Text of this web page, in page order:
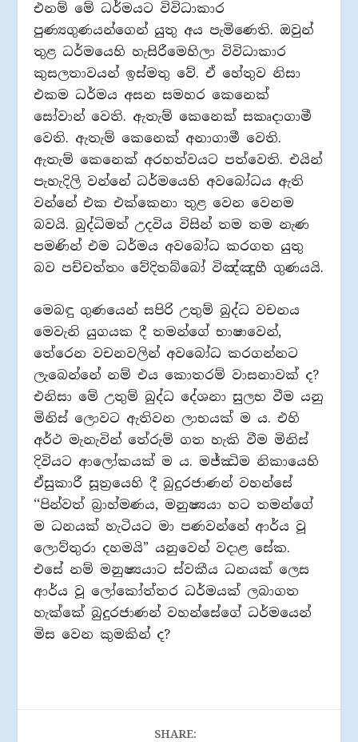
එනම් මේ ධර්මයට විවිධාකාර
පුණ්‍යගුණයන්ගෙන් යුතු අය පැමිණෙති. ඔවුන්
තුළ ධර්මයෙහි හැසිරීමෙහිලා විවිධාකාර
කුසලතාවයන් ඉස්මතු වේ. ඒ හේතුව නිසා
එකම ධර්මය අසන සමහර කෙනෙක්
සෝවාන් වෙති. ඇතැම් කෙනෙක් සකෘදාගාමී
වෙති. ඇතැම් කෙනෙක් අනාගාමී වෙති.
ඇතැම් කෙනෙක් අරහත්වයට පත්වෙති. එයින්
පැහැදිලි වන්නේ ධර්මයෙහි අවබෝධය ඇති
වන්නේ එක එක්කෙනා තුළ වෙන වෙනම
බවයි. බුද්ධිමත් උදවිය විසින් තම තම නැණ
පමණින් එම ධර්මය අවබෝධ කරගත යුතු
බව පච්චත්තං වේදිතබ්බෝ විඤ්ඤූහී ගුණයයි.
මෙබඳු ගුණයෙන් සපිරි උතුම් බුද්ධ වචනය
මෙවැනි යුගයක දී තමන්ගේ භාෂාවෙන්,
තේරෙන වචනවලින් අවබෝධ කරගන්නට
ලැබෙන්නේ නම් එය කොතරම් වාසනාවක් ද?
එනිසා මේ උතුම් බුද්ධ දේශනා සුලභ වීම යනු
මිනිස් ලොවට ඇතිවන ලාභයක් ම ය. එහි
අර්ථ මැනැවින් තේරුම් ගත හැකි වීම මිනිස්
දිවියට ආලෝකයක් ම ය. මජ්ඣිම නිකායෙහි
ඒසුකාරී සූත‍්‍රයෙහි දී බුදුරජාණන් වහන්සේ
‘‘පින්වත් බ‍්‍රාහ්මණය, මනුෂ්‍යයා හට තමන්ගේ
ම ධනයක් හැටියට මා පණවන්නේ ආර්ය වූ
ලොව්තුරා දහමයි” යනුවෙන් වදාළ සේක.
එසේ නම් මනුෂ්‍යයාට ස්වකීය ධනයක් ලෙස
ආර්ය වූ ලෝකෝත්තර ධර්මයක් ලබාගත
හැක්කේ බුදුරජාණන් වහන්සේගේ ධර්මයෙන්
මිස වෙන කුමකින් ද?
SHARE: